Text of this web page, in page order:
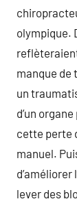
olympique.
manque de
un
d’un
cette perte
manuel.
d’améliorer
lever des